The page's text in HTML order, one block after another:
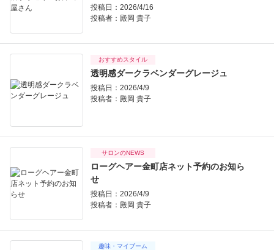
投稿日：2026/4/16
投稿者： 殿岡 貴子
おすすめスタイル
透明感ダークラベンダーグレージュ
投稿日：2026/4/9
投稿者： 殿岡 貴子
サロンのNEWS
ローグヘアー金町店ネット予約のお知ら
せ
投稿日：2026/4/9
投稿者： 殿岡 貴子
趣味・マイブーム